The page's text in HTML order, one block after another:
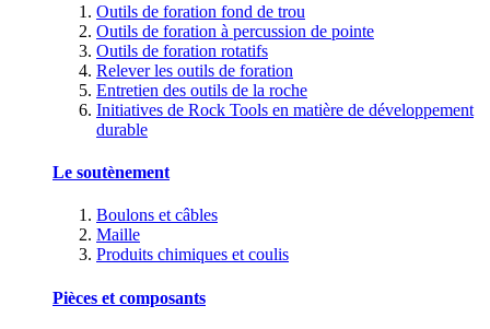
Outils de foration fond de trou
Outils de foration à percussion de pointe
Outils de foration rotatifs
Relever les outils de foration
Entretien des outils de la roche
Initiatives de Rock Tools en matière de développement
durable
Le soutènement
Boulons et câbles
Maille
Produits chimiques et coulis
Pièces et composants